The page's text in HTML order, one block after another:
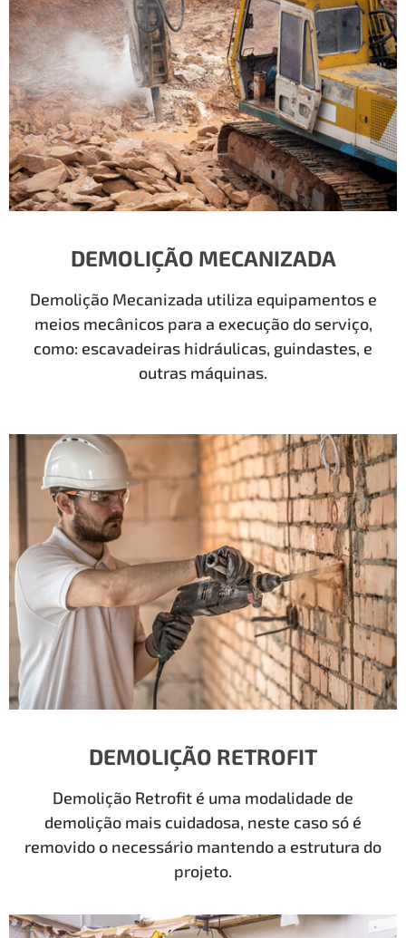
DEMOLIÇÃO MECANIZADA
Demolição Mecanizada utiliza equipamentos e
meios mecânicos para a execução do serviço,
como: escavadeiras hidráulicas, guindastes, e
outras máquinas.
DEMOLIÇÃO RETROFIT
Demolição Retrofit é uma modalidade de
demolição mais cuidadosa, neste caso só é
removido o necessário mantendo a estrutura do
projeto.